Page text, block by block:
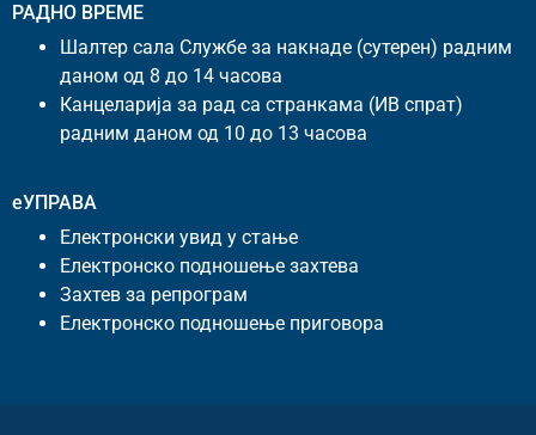
РАДНО ВРЕМЕ
Шалтер сала Службе за накнаде (сутерен) радним
даном од 8 до 14 часова
Канцеларија за рад са странкама (ИВ спрат)
радним даном од 10 до 13 часова
еУПРАВА
Електронски увид у стање
Електронско подношење захтева
Захтев за репрограм
Електронско подношење приговора